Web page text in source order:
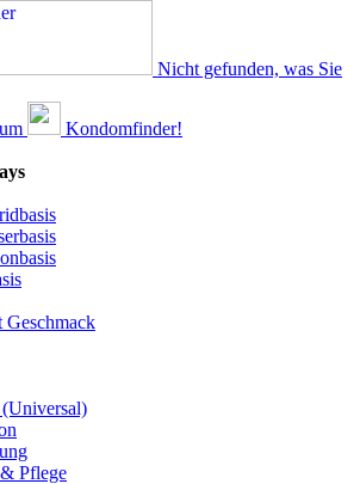
Nicht gefunden, was Sie
um
Kondomfinder!
Geschmack
(Universal)
Pflege